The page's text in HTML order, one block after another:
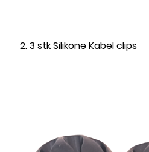
2. 3 stk Silikone Kabel clips